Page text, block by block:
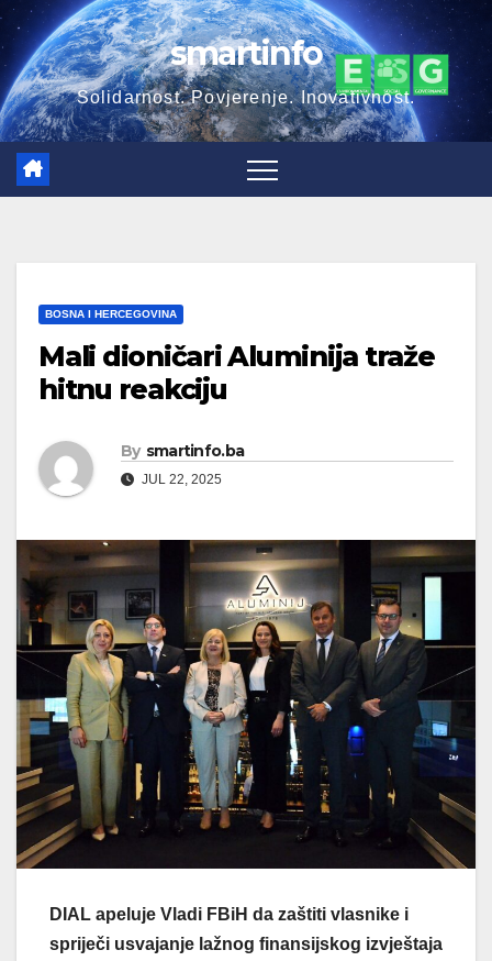
Skip
to
content
smartinfo
Solidarnost. Povjerenje. Inovativnost.
BOSNA I HERCEGOVINA
Mali dioničari Aluminija traže
hitnu reakciju
By smartinfo.ba
JUL 22, 2025
DIAL apeluje Vladi FBiH da zaštiti vlasnike i
spriječi usvajanje lažnog finansijskog izvještaja